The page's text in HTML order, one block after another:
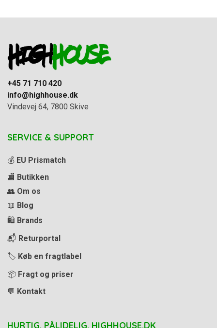
+45 71 710 420
info@highhouse.dk
Vindevej 64, 7800 Skive
SERVICE & SUPPORT
💰 EU Prismatch
🏬 Butikken
👥 Om os
📖 Blog
🛍️ Brands
📬 Returportal
🏷️ Køb en fragtlabel
📦 Fragt og priser
💬 Kontakt
HURTIG. PÅLIDELIG. HIGHHOUSE.DK